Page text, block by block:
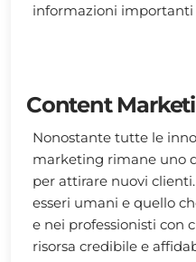
informazioni
Content
Nonostante tutte le
marketing rimane uno
per attirare nuovi
esseri umani e quello
e nei professionisti con
risorsa credibile e